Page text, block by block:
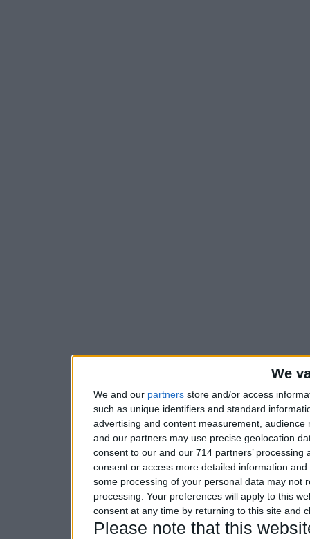
We
We and our partners store and/or access
such as unique identifiers and standard
advertising and content measurement,
and our partners may use precise geolocation
consent to our and our 714 partners’
consent or access more detailed information
some processing of your personal data may not
processing. Your preferences will apply to this
consent at any time by returning to this site and
Please note that this